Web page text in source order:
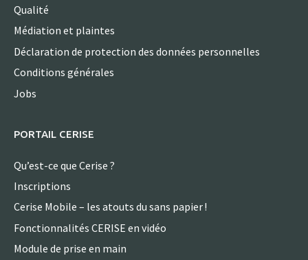
Qualité
Médiation et plaintes
Déclaration de protection des données personnelles
Conditions générales
Jobs
PORTAIL CERISE
Qu’est-ce que Cerise ?
Inscriptions
Cerise Mobile – les atouts du sans papier !
Fonctionnalités CERISE en vidéo
Module de prise en main